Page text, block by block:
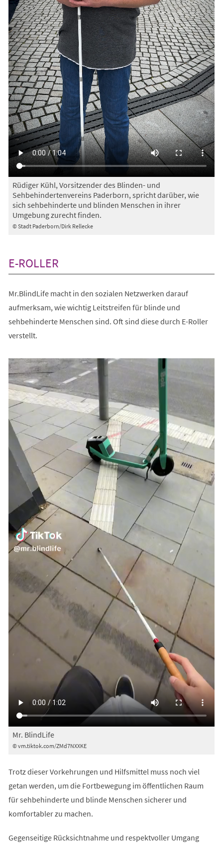
© Stadt Paderborn/Dirk Rellecke
Rüdiger Kühl, Vorsitzender des Blinden- und
Sehbehindertenvereins Paderborn, spricht darüber, wie
sich sehbehinderte und blinden Menschen in ihrer
Umgebung zurecht finden.
E-ROLLER
Mr.BlindLife macht in den sozialen Netzwerken darauf
aufmerksam, wie wichtig Leitstreifen für blinde und
sehbehinderte Menschen sind. Oft sind diese durch E-Roller
verstellt.
© vm.tiktok.com/ZMd7NXXKE
Mr. BlindLife
Trotz dieser Vorkehrungen und Hilfsmittel muss noch viel
getan werden, um die Fortbewegung im öffentlichen Raum
für sehbehinderte und blinde Menschen sicherer und
komfortabler zu machen.
Gegenseitige Rücksichtnahme und respektvoller Umgang